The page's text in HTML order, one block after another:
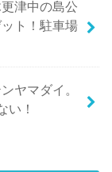
津中の島公
ト！駐車場
ヤマダイ。
い！